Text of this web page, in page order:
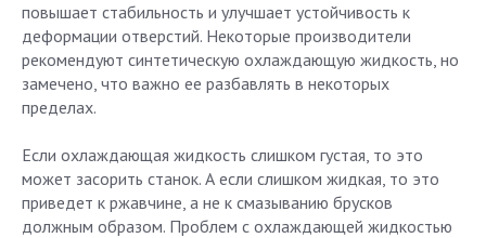
повышает стабильность и улучшает устойчивость к
деформации отверстий. Некоторые производители
рекомендуют синтетическую охлаждающую жидкость, но
замечено, что важно ее разбавлять в некоторых
пределах.
Если охлаждающая жидкость слишком густая, то это
может засорить станок. А если слишком жидкая, то это
приведет к ржавчине, а не к смазыванию брусков
должным образом. Проблем с охлаждающей жидкостью